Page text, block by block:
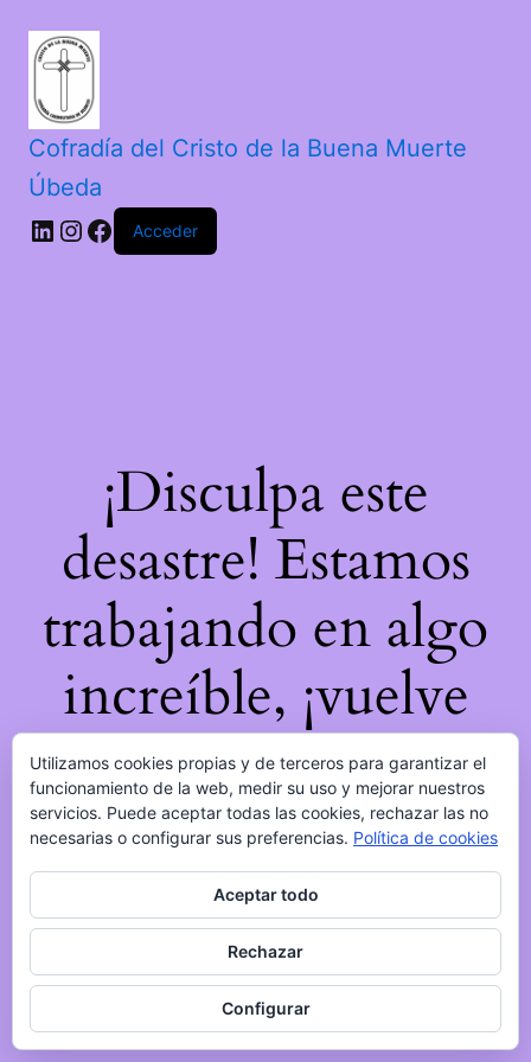
Cofradía del Cristo de la Buena Muerte
Úbeda
Acceder
¡Disculpa este
desastre! Estamos
trabajando en algo
increíble, ¡vuelve
pronto!
Utilizamos cookies propias y de terceros para garantizar el
funcionamiento de la web, medir su uso y mejorar nuestros
servicios. Puede aceptar todas las cookies, rechazar las no
necesarias o configurar sus preferencias. Política de cookies
Aceptar todo
Rechazar
Configurar